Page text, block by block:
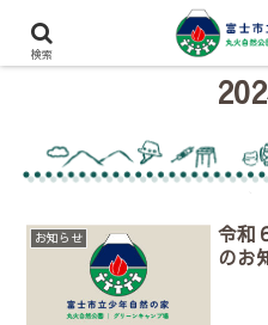
お知らせ
令和
のお
検索